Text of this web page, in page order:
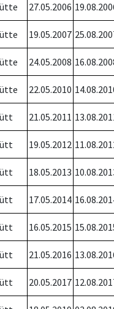
27.05.2006
19.05.2007
24.05.2008
22.05.2010
21.05.2011
19.05.2012
18.05.2013
17.05.2014
16.05.2015
21.05.2016
20.05.2017